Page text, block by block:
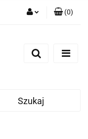
Zarejestruj się
(0)
Szukaj